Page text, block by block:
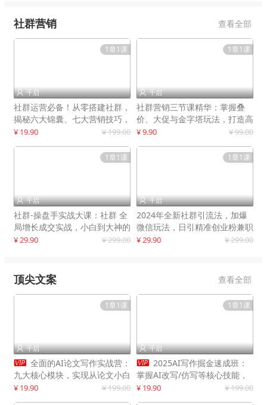
社群营销 查看全部
1章1课
 千启
社群运营必备！从零搭建社群，
揭秘六大锦囊、七大营销技巧，
打造火爆社群
¥ 19.90 ¥ 199.00
1章1课
 千启
社群营销三节课精华：掌握叠
价、大促与金字塔玩法，打造高
效营销体系
¥ 9.90 ¥ 99.00
1章1课
 千启
社群-操盘手实战大课：社群 全
局增长成交实战，小白到大神的
进阶之路
¥ 29.90 ¥ 299.00
1章1课
 千启
2024年全新社群引流法，加爆
微信玩法，日引精准创业粉兼职
粉200+
¥ 29.90 ¥ 299.00
顶尖文案 查看全部
1章1课
 千启
 全面的AI论文写作实战营：
九大核心模块，实现从论文小白
到高效产出的跨越
¥ 19.90 ¥ 199.00
1章1课
 千启
 2025AI写作掘金速成班：
掌握AI改写/仿写等核心技能，
实现单篇文案变现500+
¥ 19.90 ¥ 199.00